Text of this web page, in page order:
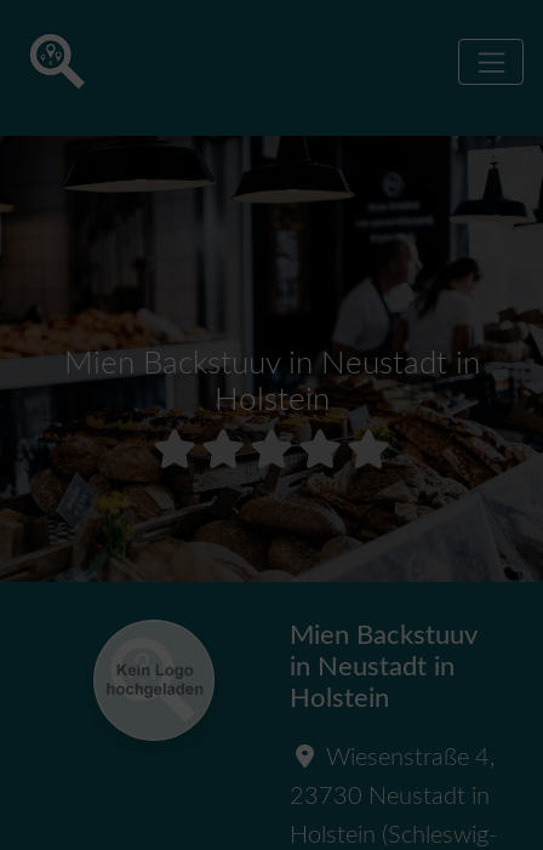
Mien Backstuuv in Neustadt in
Holstein
Mien Backstuuv
in Neustadt in
Holstein
Wiesenstraße 4,
23730 Neustadt in
Holstein (Schleswig-